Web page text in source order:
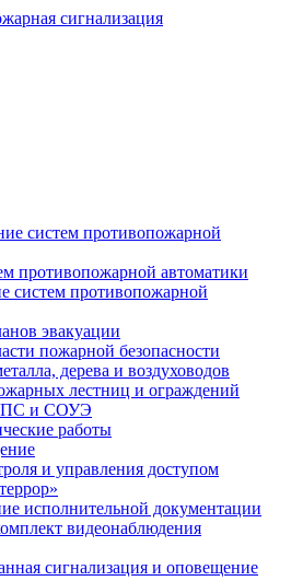
систем противопожарной
противопожарной автоматики
систем противопожарной
эвакуации
пожарной безопасности
дерева и воздуховодов
лестниц и ограждений
и СОУЭ
работы
и управления доступом
исполнительной документации
видеонаблюдения
сигнализация и оповещение